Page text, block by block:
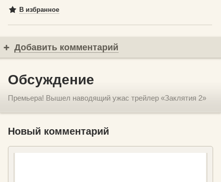
В избранное
Добавить комментарий
Обсуждение
Премьера! Вышел наводящий ужас трейлер «Заклятия 2»
Новый комментарий